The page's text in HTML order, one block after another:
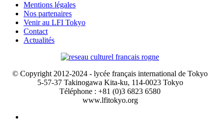
Mentions légales
Nos partenaires
Venir au LFI Tokyo
Contact
Actualités
© Copyright 2012-2024 - lycée français international de Tokyo
5-57-37 Takinogawa Kita-ku, 114-0023 Tokyo
Téléphone : +81 (0)3 6823 6580
www.lfitokyo.org